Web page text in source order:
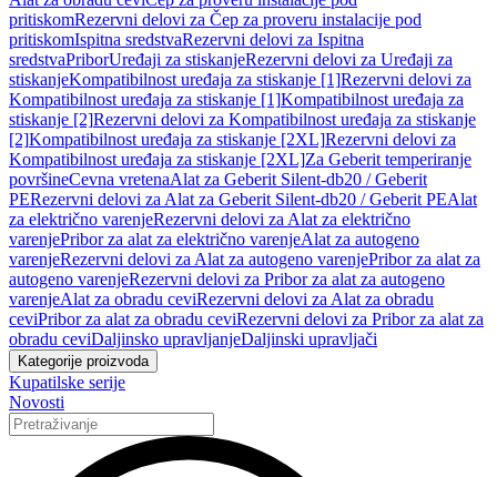
pritiskomRezervni delovi za Čep za proveru instalacije pod
pritiskomIspitna sredstvaRezervni delovi za Ispitna
sredstvaPriborUređaji za stiskanjeRezervni delovi za Uređaji za
stiskanjeKompatibilnost uređaja za stiskanje [1]Rezervni delovi za
Kompatibilnost uređaja za stiskanje [1]Kompatibilnost uređaja za
stiskanje [2]Rezervni delovi za Kompatibilnost uređaja za stiskanje
[2]Kompatibilnost uređaja za stiskanje [2XL]Rezervni delovi za
Kompatibilnost uređaja za stiskanje [2XL]Za Geberit temperiranje
površineCevna vretenaAlat za Geberit Silent-db20 / Geberit
PERezervni delovi za Alat za Geberit Silent-db20 / Geberit PEAlat
za električno varenjeRezervni delovi za Alat za električno
varenjePribor za alat za električno varenjeAlat za autogeno
varenjeRezervni delovi za Alat za autogeno varenjePribor za alat za
autogeno varenjeRezervni delovi za Pribor za alat za autogeno
varenjeAlat za obradu ceviRezervni delovi za Alat za obradu
ceviPribor za alat za obradu ceviRezervni delovi za Pribor za alat za
obradu ceviDaljinsko upravljanjeDaljinski upravljači
Kategorije proizvoda
Kupatilske serije
Novosti